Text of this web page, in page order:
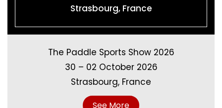
Strasbourg, France
The Paddle Sports Show 2026
30 – 02 October 2026
Strasbourg, France
See More